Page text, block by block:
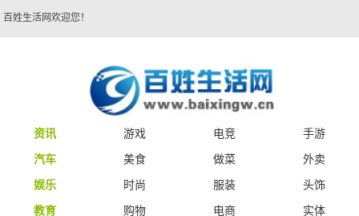
百姓生活网欢迎您！
资讯 游戏 电竞
手游
汽车
美食 做菜
外卖
娱乐
时尚 服装
头饰
教育
购物 电商
实体